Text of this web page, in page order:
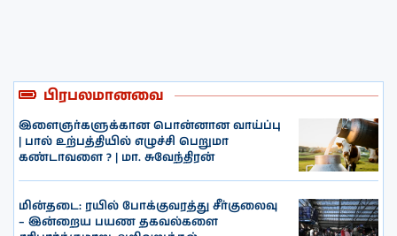
பிரபலமானவை
இளைஞர்களுக்கான பொன்னான வாய்ப்பு
| பால் உற்பத்தியில் எழுச்சி பெறுமா
கண்டாவளை ? | மா. சுவேந்திரன்
மின்தடை: ரயில் போக்குவரத்து சீர்குலைவு
– இன்றைய பயண தகவல்களை